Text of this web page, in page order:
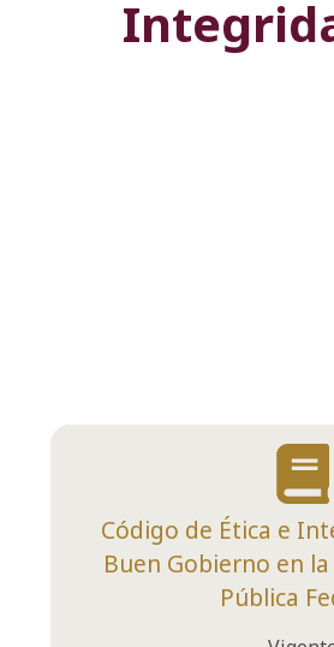
Código de Ética e
Buen Gobierno en
Pública